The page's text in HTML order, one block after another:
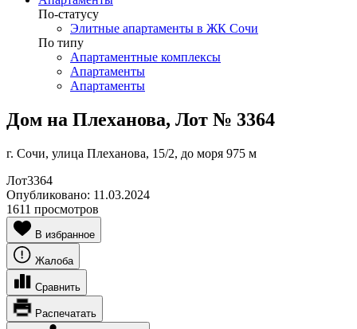
По-статусу
Элитные апартаменты в ЖК Сочи
По типу
Апартаментные комплексы
Апартаменты
Апартаменты
Дом на Плеханова, Лот № 3364
г. Сочи, улица Плеханова, 15/2, до моря 975 м
Лот3364
Опубликовано: 11.03.2024
1611 просмотров
В избранное
Жалоба
Сравнить
Распечатать